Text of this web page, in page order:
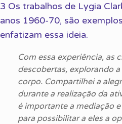
3 Os trabalhos de Lygia
anos 1960-70, são
enfatizam essa ideia.
Com essa experiência, as
descobertas, explorando
corpo. Compartilhei a
durante a realização da
é importante a mediação
para possibilitar a eles a